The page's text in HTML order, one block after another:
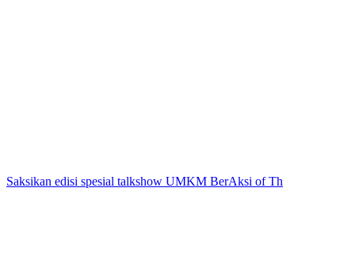
Saksikan edisi spesial talkshow UMKM BerAksi of Th